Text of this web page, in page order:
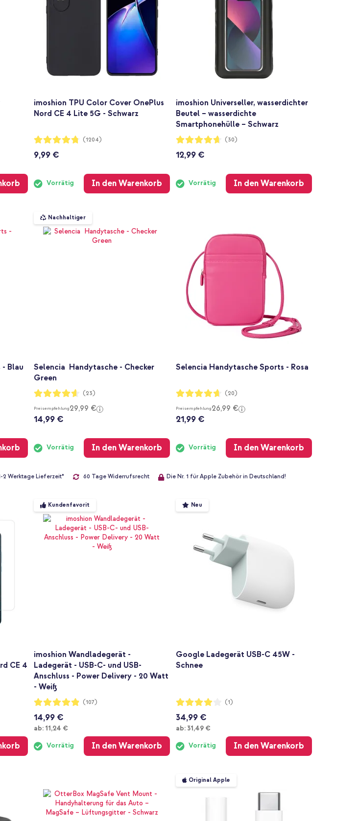
imoshion TPU Color Cover OnePlus
Nord CE 4 Lite 5G - Schwarz
Bewertung:
94%
(1204)
9,99 €
Vorrätig In den Warenkorb
imoshion Universeller, wasserdichter
Beutel – wasserdichte
Smartphonehülle – Schwarz
Bewertung:
92%
(30)
12,99 €
Vorrätig In den Warenkorb
Blau
Nachhaltiger
Selencia Handytasche - Checker
Green
Bewertung:
91%
(23)
Preisempfehlung29,99 €
14,99 €
Vorrätig In den Warenkorb
Selencia Handytasche Sports - Rosa
Bewertung:
93%
(20)
Preisempfehlung26,99 €
21,99 €
Vorrätig In den Warenkorb
2 Werktage Lieferzeit* 60 Tage Widerrufsrecht Die Nr. 1 für Apple Zubehör in Deutschland!
CE 4
Kundenfavorit
imoshion Wandladegerät -
Ladegerät - USB-C- und USB-
Anschluss - Power Delivery - 20 Watt
- Weiß
Bewertung:
96%
(107)
14,99 €
ab: Ab
11,24 €
Vorrätig In den Warenkorb
Neu
Google Ladegerät USB-C 45W -
Schnee
Bewertung:
80%
(1)
34,99 €
ab: Ab
31,49 €
Vorrätig In den Warenkorb
Original Apple